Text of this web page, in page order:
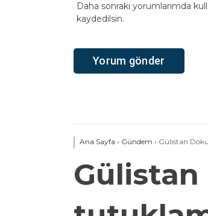
Daha sonraki yorumlarımda
kaydedilsin.
Ana Sayfa › Gündem › Gülistan
Gülistan